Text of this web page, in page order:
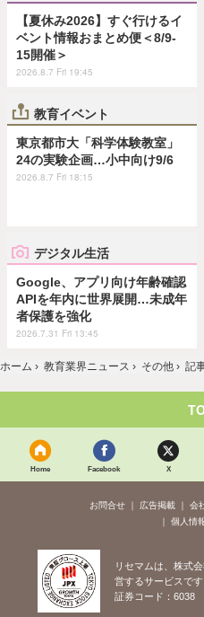
【夏休み2026】すぐ行けるイ
ベント情報おまとめ便＜8/9-
15開催＞
2026.8.7 Fri 19:45
教育イベント
東京都市大「科学体験教室」
24の実験企画…小中向け9/6
2026.8.7 Fri 18:15
デジタル生活
Google、アプリ向け年齢確認
APIを年内に世界展開…未成年
者保護を強化
2026.7.31 Fri 13:45
ホーム › 教育業界ニュース › その他 › 記
Home Facebook X
お問合せ 広告掲載 会
個人情
リセマムは、株式
営するサービスです
証券コード：6038